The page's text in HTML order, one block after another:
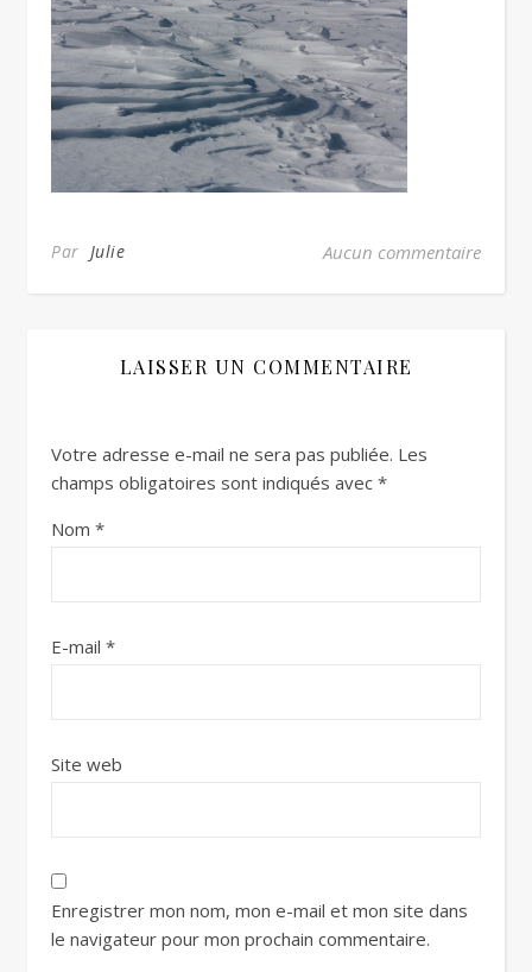
Par Julie Aucun commentaire
LAISSER UN COMMENTAIRE
Votre adresse e-mail ne sera pas publiée. Les
champs obligatoires sont indiqués avec *
Nom *
E-mail *
Site web
Enregistrer mon nom, mon e-mail et mon site dans
le navigateur pour mon prochain commentaire.